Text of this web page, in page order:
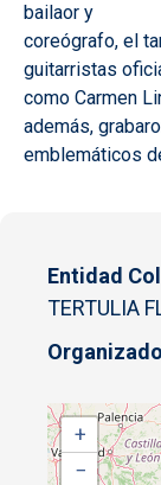
bailaor y
coreógrafo, el
guitarristas
como Carmen
además,
emblemáticos
Entidad
TERTULIA
+
−